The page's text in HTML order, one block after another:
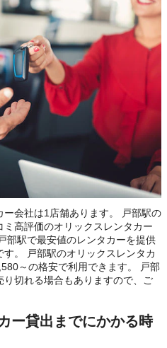
ー会社は1店舗あります。 戸部駅の
高評価のオリックスレンタカー
部駅で最安値のレンタカーを提供
。 戸部駅のオリックスレンタカ
～の格安で利用できます。 戸部
切れる場合もありますので、ご
ー貸出までにかかる時